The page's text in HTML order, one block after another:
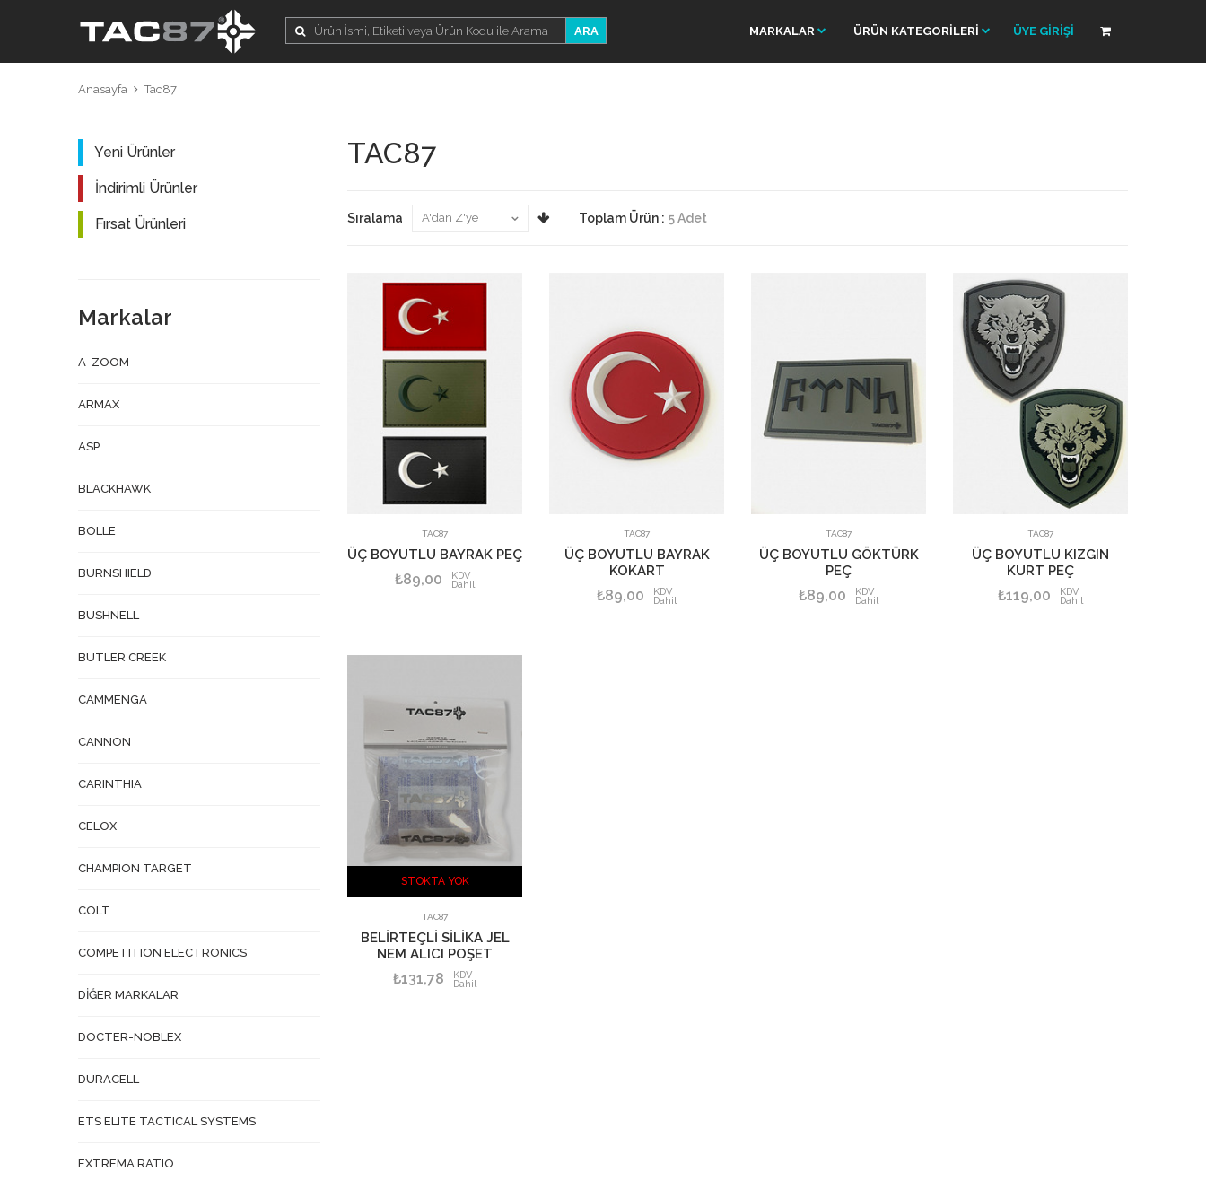
MARKALAR ÜRÜN KATEGORİLERİ ÜYE GİRİŞİ
ARA
Anasayfa Tac87
TAC87
Sıralama Toplam Ürün : 5 Adet
TAC87
ÜÇ BOYUTLU BAYRAK PEÇ
₺89,00 KDV
Dahil
SEPETE EKLE
TAC87
ÜÇ BOYUTLU BAYRAK
KOKART
₺89,00 KDV
Dahil
SEPETE EKLE
TAC87
ÜÇ BOYUTLU GÖKTÜRK
PEÇ
₺89,00 KDV
Dahil
TAC87
ÜÇ BOYUTLU KIZGIN
KURT PEÇ
₺119,00 KDV
Dahil
STOKTA YOK
TAC87
BELİRTEÇLİ SİLİKA JEL
NEM ALICI POŞET
₺131,78 KDV
Dahil
Yeni Ürünler
İndirimli Ürünler
Fırsat Ürünleri
Markalar
A-ZOOM
ARMAX
ASP
BLACKHAWK
BOLLE
BURNSHIELD
BUSHNELL
BUTLER CREEK
CAMMENGA
CANNON
CARINTHIA
CELOX
CHAMPION TARGET
COLT
COMPETITION ELECTRONICS
DİĞER MARKALAR
DOCTER-NOBLEX
DURACELL
ETS ELITE TACTICAL SYSTEMS
EXTREMA RATIO